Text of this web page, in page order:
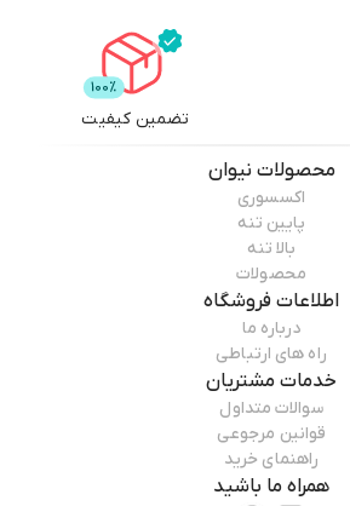
تضمین کیفیت
محصولات نیوان
اکسسوری
پایین تنه
بالا تنه
محصولات
اطلاعات فروشگاه
درباره ما
راه های ارتباطی
خدمات مشتریان
سوالات متداول
قوانین مرجوعی
راهنمای خرید
همراه ما باشید